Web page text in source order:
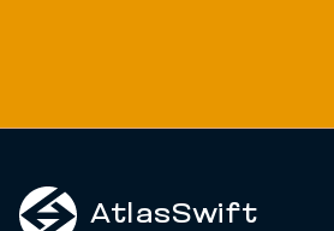
AtlasSwift